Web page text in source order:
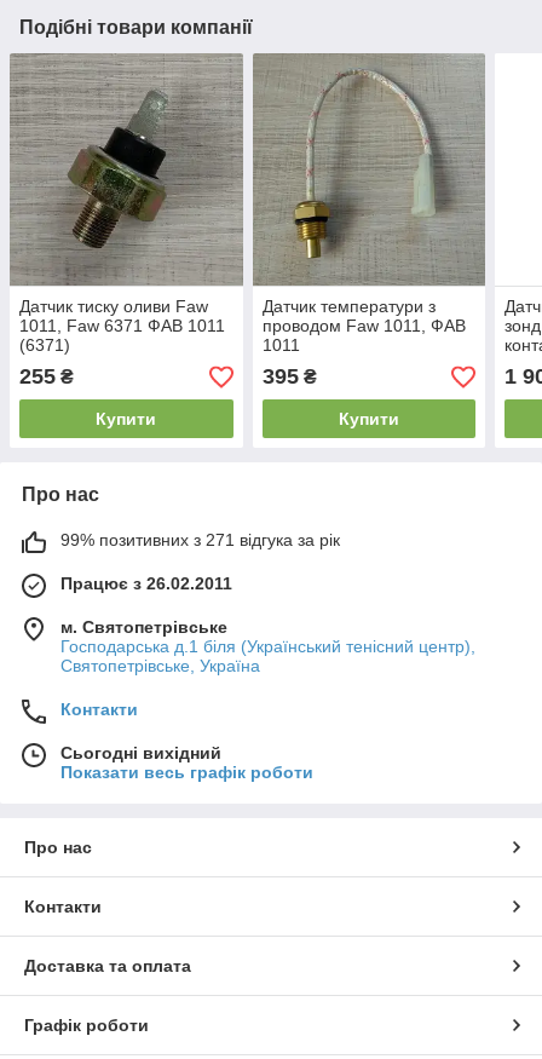
Подібні товари компанії
Датчик тиску оливи Faw
1011, Faw 6371 ФАВ 1011
(6371)
255 ₴
Купити
Датчик температури з
проводом Faw 1011, ФАВ
1011
395₴
Купити
1
Про нас
99% позитивних з 271 відгука за рік
Працює з 26.02.2011
м. Святопетрівське
Господарська д.1 біля (Український тенісний центр),
Святопетрівське, Україна
Контакти
Сьогодні вихідний
Показати весь графік роботи
Про нас
Контакти
Доставка та оплата
Графік роботи